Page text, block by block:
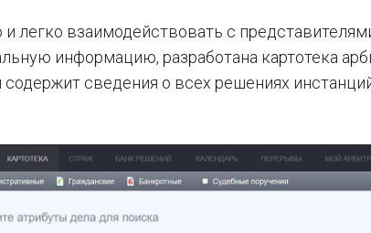
легко взаимодействовать с
информацию, разработана картотека
содержит сведения о всех решениях